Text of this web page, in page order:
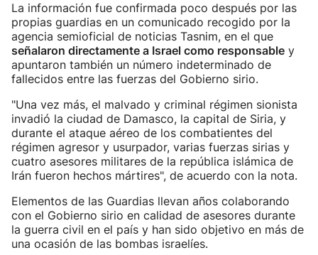
La información fue confirmada poco después por las
propias guardias en un comunicado recogido por la
agencia semioficial de noticias Tasnim, en el que
señalaron directamente a Israel como responsable y
apuntaron también un número indeterminado de
fallecidos entre las fuerzas del Gobierno sirio.
"Una vez más, el malvado y criminal régimen sionista
invadió la ciudad de Damasco, la capital de Siria, y
durante el ataque aéreo de los combatientes del
régimen agresor y usurpador, varias fuerzas sirias y
cuatro asesores militares de la república islámica de
Irán fueron hechos mártires", de acuerdo con la nota.
Elementos de las Guardias llevan años colaborando
con el Gobierno sirio en calidad de asesores durante
la guerra civil en el país y han sido objetivo en más de
una ocasión de las bombas israelíes.